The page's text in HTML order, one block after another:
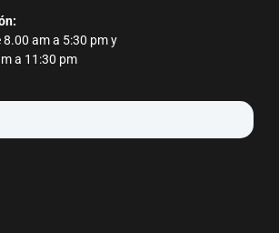
8.00 am a 5:30 pm y
a 11:30 pm